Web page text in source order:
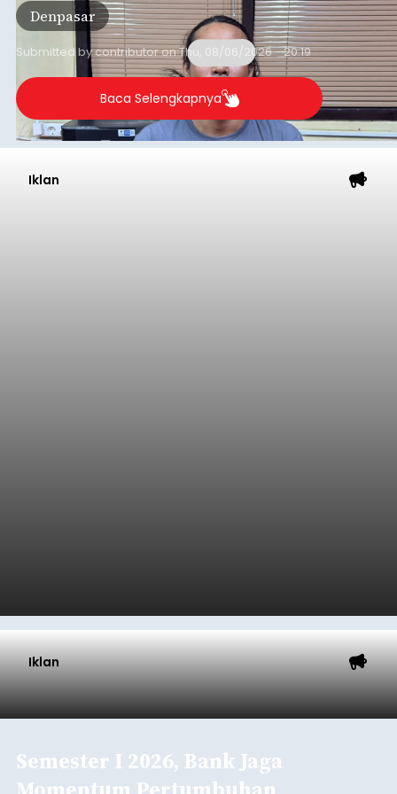
Badung pada Selasa (4/8/2026) malam.
Denpasar
Submitted bycontributoronThu, 08/06/2026 - 20:19
Baca Selengkapnya
Iklan
Iklan
Semester I 2026, Bank Jaga